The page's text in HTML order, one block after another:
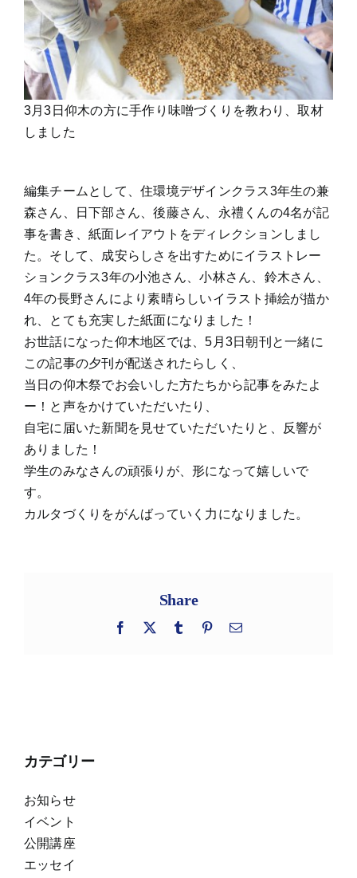
3月3日仰木の方に手作り味噌づくりを教わり、取材
しました
編集チームとして、住環境デザインクラス3年生の兼
森さん、日下部さん、後藤さん、永禮くんの4名が記
事を書き、紙面レイアウトをディレクションしまし
た。そして、成安らしさを出すためにイラストレー
ションクラス3年の小池さん、小林さん、鈴木さん、
4年の長野さんにより素晴らしいイラスト挿絵が描か
れ、とても充実した紙面になりました！
お世話になった仰木地区では、5月3日朝刊と一緒に
この記事の夕刊が配送されたらしく、
当日の仰木祭でお会いした方たちから記事をみたよ
ー！と声をかけていただいたり、
自宅に届いた新聞を見せていただいたりと、反響が
ありました！
学生のみなさんの頑張りが、形になって嬉しいで
す。
カルタづくりをがんばっていく力になりました。
Share
Facebook
X Tumblr Pinterest
電
カテゴリー
お知らせ
イベント
公開講座
エッセイ